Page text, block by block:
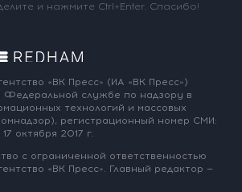
и нажмите Ctrl+Enter. Спасибо!
«ВК Пресс» (ИА «ВК Пресс»)
Федеральной службе по надзору в
технологий и массовых
регистрационный номер СМИ:
17 октября 2017 г.
с ограниченной ответственностью
«ВК Пресс». Главный редактор —